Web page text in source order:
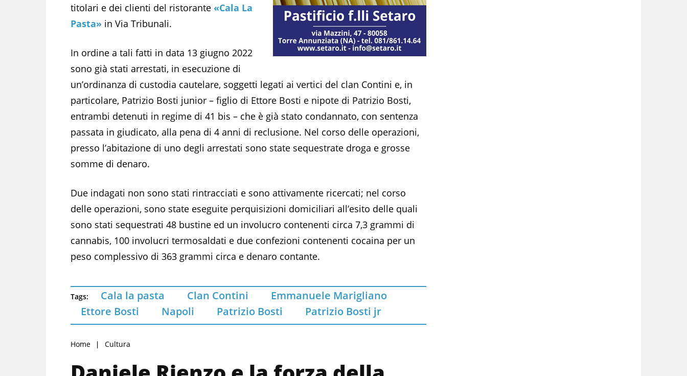
titolari e dei clienti del ristorante «Cala La
Pasta» in Via Tribunali.
In ordine a tali fatti in data 13 giugno 2022
sono già stati arrestati, in esecuzione di
un’ordinanza di custodia cautelare, soggetti legati ai vertici del clan Contini e, in
particolare, Patrizio Bosti junior – figlio di Ettore Bosti e nipote di Patrizio Bosti,
entrambi detenuti in regime di 41 bis – che è già stato condannato, con sentenza
passata in giudicato, alla pena di 4 anni di reclusione. Nel corso delle operazioni,
presso l’abitazione di uno degli arrestati sono state sequestrate droga e grosse
somme di denaro.
Due indagati non sono stati rintracciati e sono attivamente ricercati; nel corso
delle operazioni, sono state eseguite perquisizioni domiciliari all’esito delle quali
sono stati sequestrati 48 bustine ed un involucro contenenti circa 7,3 grammi di
cannabis, 100 involucri termosaldati e due confezioni contenenti cocaina per un
peso complessivo di 363 grammi circa e denaro contante.
Tags: Cala la pasta Clan Contini
Emmanuele Marigliano
Ettore Bosti
Napoli Patrizio Bosti Patrizio Bosti jr
Home Cultura